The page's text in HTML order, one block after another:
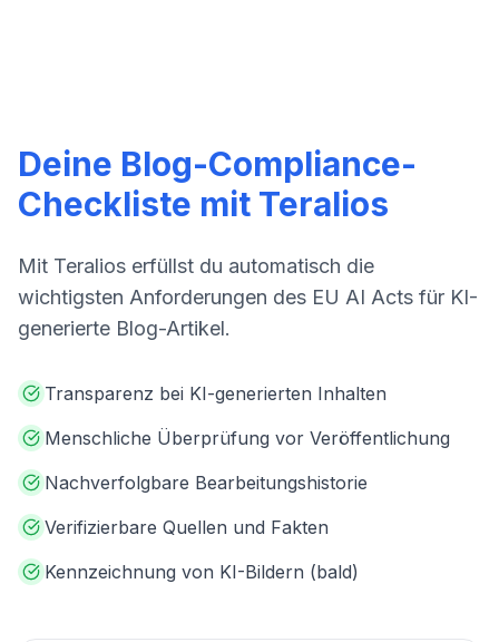
Deine Blog-Compliance-
Checkliste mit Teralios
Mit Teralios erfüllst du automatisch die
wichtigsten Anforderungen des EU AI Acts für KI-
generierte Blog-Artikel.
Transparenz bei KI-generierten Inhalten
Menschliche Überprüfung vor Veröffentlichung
Nachverfolgbare Bearbeitungshistorie
Verifizierbare Quellen und Fakten
Kennzeichnung von KI-Bildern (bald)